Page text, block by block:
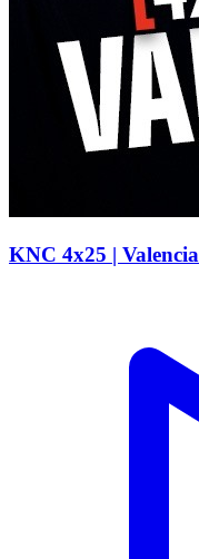
KNC 4x25 | Valencia